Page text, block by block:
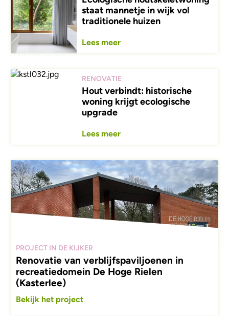
staat mannetje in wijk vol
traditionele huizen
Lees meer
RENOVATIE
Hout verbindt: historische
woning krijgt ecologische
upgrade
Lees meer
PROJECT IN DE KIJKER
Renovatie van verblijfspaviljoenen in
recreatiedomein De Hoge Rielen
(Kasterlee)
Bekijk het project